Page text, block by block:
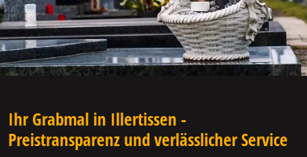
Ihr Grabmal in Illertissen -
Preistransparenz und verlässlicher Service